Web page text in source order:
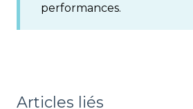
performances.
Articles liés